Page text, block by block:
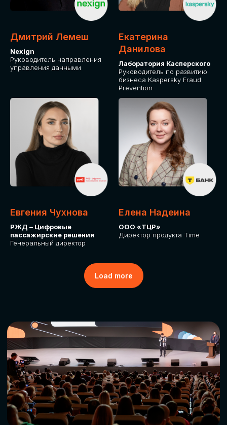
Дмитрий Лемеш
Nexign
Руководитель направления
управления данными
Екатерина
Данилова
Лаборатория Касперского
Руководитель по развитию
бизнеса Kaspersky Fraud
Prevention
Евгения Чухнова
РЖД – Цифровые
пассажирские решения
Генеральный директор
Елена Надеина
ООО «ТЦР»
Директор продукта Time
Load more
ДЛЯ ОПЛАТЫ БИЛЕТОВ
Оплата через сервис Timepad
ПРИОБРЕСТИ БИЛЕТ